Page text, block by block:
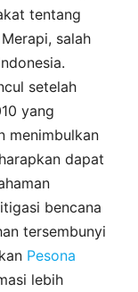
tentang
salah
setelah
yang
menimbulkan
dapat
bencana
tersembunyi
Pesona
lebih